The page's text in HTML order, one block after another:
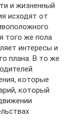
и жизненный
исходят от
того же пола
интересы и
плана. В то же
которые
который